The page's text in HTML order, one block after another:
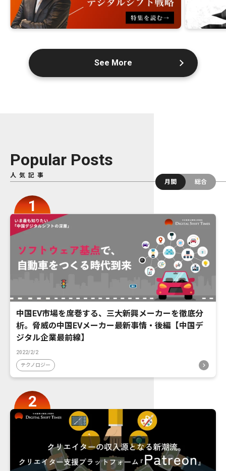
See More
Popular Posts
人気記事
月間
総合
中国EV市場を席巻する、三大新興メーカーを徹底分
析。脅威の中国EVメーカー最新事情・後編【中国デ
ジタル企業最前線】
2022/2/2
テクノロジー